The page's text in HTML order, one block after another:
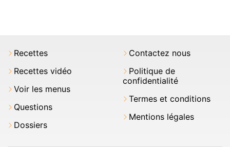
Recettes
Recettes vidéo
Voir les menus
Questions
Dossiers
Contactez nous
Politique de
confidentialité
Termes et conditions
Mentions légales